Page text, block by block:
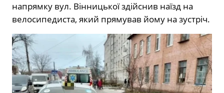
напрямку вул. Вінницької здійснив наїзд на
велосипедиста, який прямував йому на зустріч.